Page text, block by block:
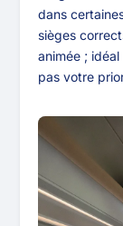
dans
sièges
animée ; idéal
pas votre